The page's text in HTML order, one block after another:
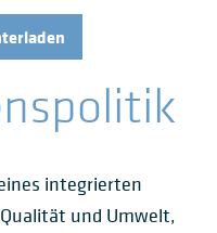
integrierten
und Umwelt,